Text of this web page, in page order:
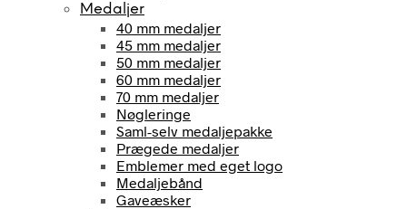
Medaljer
40 mm medaljer
45 mm medaljer
50 mm medaljer
60 mm medaljer
70 mm medaljer
Nøgleringe
Saml-selv medaljepakke
Prægede medaljer
Emblemer med eget logo
Medaljebånd
Gaveæsker